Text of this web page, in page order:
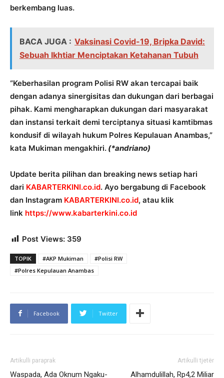
berkembang luas.
BACA JUGA : Vaksinasi Covid-19, Bripka David:
Sebuah Ikhtiar Menciptakan Ketahanan Tubuh
“Keberhasilan program Polisi RW akan tercapai baik
dengan adanya sinergisitas dan dukungan dari berbagai
pihak. Kami mengharapkan dukungan dari masyarakat
dan instansi terkait demi terciptanya situasi kamtibmas
kondusif di wilayah hukum Polres Kepulauan Anambas,”
kata Mukiman mengakhiri. (*andriano)
Update berita pilihan dan breaking news setiap hari
dari KABARTERKINI.co.id. Ayo bergabung di Facebook
dan Instagram KABARTERKINI.co.id, atau klik
link https://www.kabarterkini.co.id
Post Views: 359
TOPIK #AKP Mukiman
#Polisi RW
#Polres Kepulauan Anambas
Facebook Twitter
Artikulli paraprak
Waspada, Ada Oknum Ngaku-
Artikulli tjetër
Alhamdulillah, Rp4,2 Miliar